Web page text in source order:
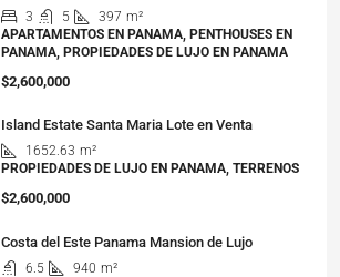
3 5 397 m²
APARTAMENTOS EN PANAMA, PENTHOUSES EN
PANAMA, PROPIEDADES DE LUJO EN PANAMA
$2,600,000
Island Estate Santa Maria Lote en Venta
1652.63 m²
PROPIEDADES DE LUJO EN PANAMA, TERRENOS
$2,600,000
Costa del Este Panama Mansion de Lujo
6.5 940 m²